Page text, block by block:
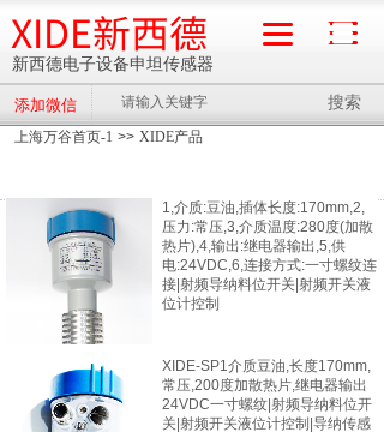
上海万谷首页-1 >> XIDE产品
1,介质:豆油,插体长度:170mm,2,
压力:常压,3,介质温度:280度(加散
热片),4,输出:继电器输出,5,供
电:24VDC,6,连接方式:一寸螺纹连
接|射频导纳料位开关|射频开关液
位计控制
XIDE-SP1介质豆油,长度170mm,
常压,200度加散热片,继电器输出
24VDC一寸螺纹|射频导纳料位开
关|射频开关液位计控制|导纳传感
搜索
添加微信
新西德电子设备申坦传感器
XIDE新西德